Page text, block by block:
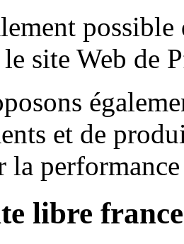
possible
site Web de
et de
la
libre france